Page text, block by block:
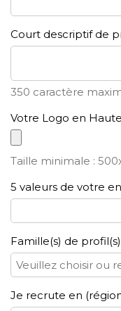
Court descriptif de
350 caractère
Votre Logo en
Taille minimale :
5 valeurs de votre
Famille(s) de
Je recrute en